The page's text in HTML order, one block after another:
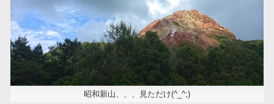
昭和新山、、、見ただけ(^_^;)